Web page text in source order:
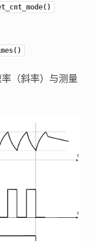
（斜率）与测量